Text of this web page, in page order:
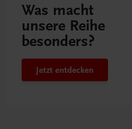
Was macht
unsere Reihe
besonders?
Jetzt entdecken